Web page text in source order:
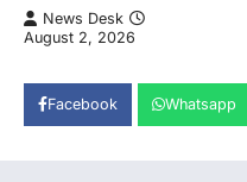
News Desk
August 2, 2026
Facebook Whatsapp